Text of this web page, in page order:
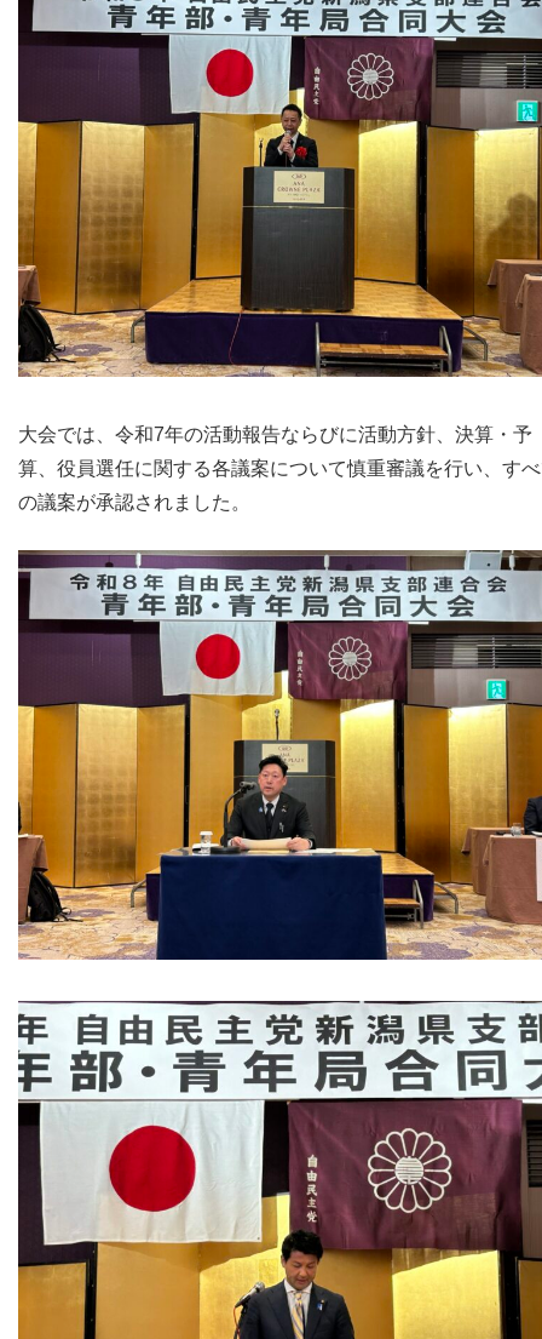
大会では、令和7年の活動報告ならびに活動方針、決算・予
算、役員選任に関する各議案について慎重審議を行い、す
の議案が承認されました。